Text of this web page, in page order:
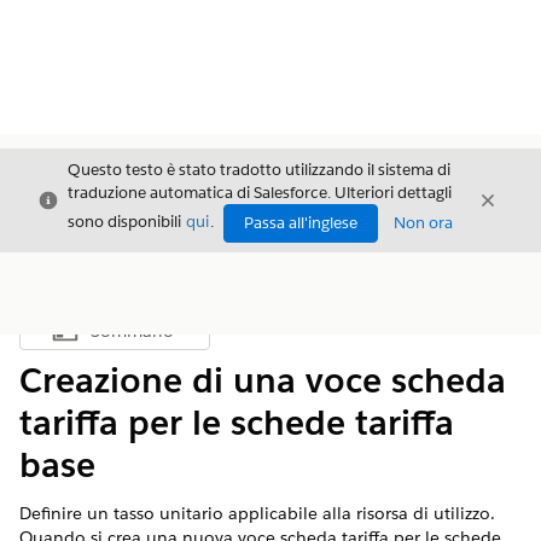
Chiudi
Questo testo è stato tradotto utilizzando il sistema di
traduzione automatica di Salesforce. Ulteriori dettagli
sono disponibili qui. Passa all'inglese Non ora
Chiudi
Mostra sommario
Sommario
Creazione di una voce scheda
tariffa per le schede tariffa
base
Definire un tasso unitario applicabile alla risorsa di utilizzo.